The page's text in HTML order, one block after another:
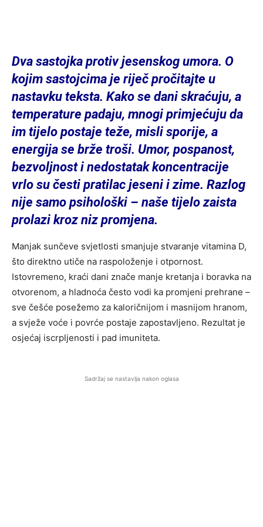
Dva sastojka protiv jesenskog umora. O
kojim sastojcima je riječ pročitajte u
nastavku teksta. Kako se dani skraćuju, a
temperature padaju, mnogi primjećuju da
im tijelo postaje teže, misli sporije, a
energija se brže troši. Umor, pospanost,
bezvoljnost i nedostatak koncentracije
vrlo su česti pratilac jeseni i zime. Razlog
nije samo psihološki – naše tijelo zaista
prolazi kroz niz promjena.
Manjak sunčeve svjetlosti smanjuje stvaranje vitamina D,
što direktno utiče na raspoloženje i otpornost.
Istovremeno, kraći dani znače manje kretanja i boravka na
otvorenom, a hladnoća često vodi ka promjeni prehrane –
sve češće posežemo za kaloričnijom i masnijom hranom,
a svježe voće i povrće postaje zapostavljeno. Rezultat je
osjećaj iscrpljenosti i pad imuniteta.
Sadržaj se nastavlja nakon oglasa